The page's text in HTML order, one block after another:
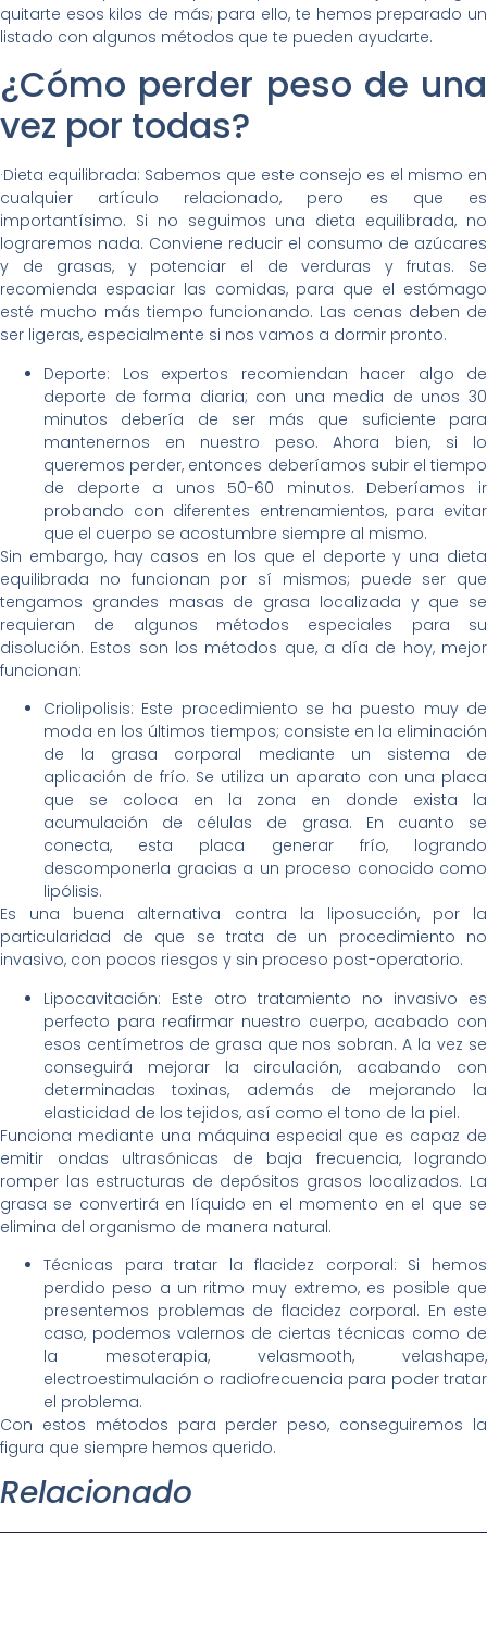
quitarte esos kilos de más; para ello, te hemos preparado un
listado con algunos métodos que te pueden ayudarte.
¿Cómo perder peso de una
vez por todas?
·Dieta equilibrada: Sabemos que este consejo es el mismo en
cualquier artículo relacionado, pero es que es
importantísimo. Si no seguimos una dieta equilibrada, no
lograremos nada. Conviene reducir el consumo de azúcares
y de grasas, y potenciar el de verduras y frutas. Se
recomienda espaciar las comidas, para que el estómago
esté mucho más tiempo funcionando. Las cenas deben de
ser ligeras, especialmente si nos vamos a dormir pronto.
Deporte: Los expertos recomiendan hacer algo de
deporte de forma diaria; con una media de unos 30
minutos debería de ser más que suficiente para
mantenernos en nuestro peso. Ahora bien, si lo
queremos perder, entonces deberíamos subir el tiempo
de deporte a unos 50-60 minutos. Deberíamos ir
probando con diferentes entrenamientos, para evitar
que el cuerpo se acostumbre siempre al mismo.
Sin embargo, hay casos en los que el deporte y una dieta
equilibrada no funcionan por sí mismos; puede ser que
tengamos grandes masas de grasa localizada y que se
requieran de algunos métodos especiales para su
disolución. Estos son los métodos que, a día de hoy, mejor
funcionan:
Criolipolisis: Este procedimiento se ha puesto muy de
moda en los últimos tiempos; consiste en la eliminación
de la grasa corporal mediante un sistema de
aplicación de frío. Se utiliza un aparato con una placa
que se coloca en la zona en donde exista la
acumulación de células de grasa. En cuanto se
conecta, esta placa generar frío, logrando
descomponerla gracias a un proceso conocido como
lipólisis.
Es una buena alternativa contra la liposucción, por la
particularidad de que se trata de un procedimiento no
invasivo, con pocos riesgos y sin proceso post-operatorio.
Lipocavitación: Este otro tratamiento no invasivo es
perfecto para reafirmar nuestro cuerpo, acabado con
esos centímetros de grasa que nos sobran. A la vez se
conseguirá mejorar la circulación, acabando con
determinadas toxinas, además de mejorando la
elasticidad de los tejidos, así como el tono de la piel.
Funciona mediante una máquina especial que es capaz de
emitir ondas ultrasónicas de baja frecuencia, logrando
romper las estructuras de depósitos grasos localizados. La
grasa se convertirá en líquido en el momento en el que se
elimina del organismo de manera natural.
Técnicas para tratar la flacidez corporal: Si hemos
perdido peso a un ritmo muy extremo, es posible que
presentemos problemas de flacidez corporal. En este
caso, podemos valernos de ciertas técnicas como de
la mesoterapia, velasmooth, velashape,
electroestimulación o radiofrecuencia para poder tratar
el problema.
Con estos métodos para perder peso, conseguiremos la
figura que siempre hemos querido.
Relacionado